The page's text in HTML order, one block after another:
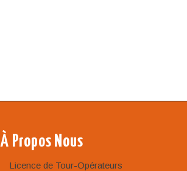
À Propos Nous
Licence de Tour-Opérateurs